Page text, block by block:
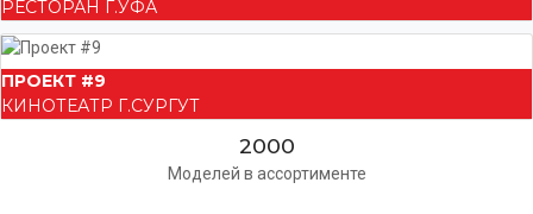
РЕСТОРАН Г.УФА
ПРОЕКТ #9
КИНОТЕАТР Г.СУРГУТ
2000
Моделей в ассортименте